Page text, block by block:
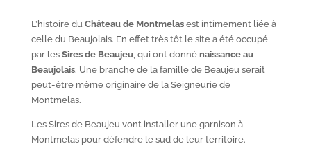
L’histoire duChâteau de Montmelasest intimement liée à
celle du Beaujolais. En effet très tôt le site a été occupé
par les Sires de Beaujeu, qui ont donné naissance au
Beaujolais. Une branche de la famille de Beaujeu serait
peut-être même originaire de la Seigneurie de
Montmelas.
Les Sires de Beaujeu vont installer une garnison à
Montmelas pour défendre le sud de leur territoire.